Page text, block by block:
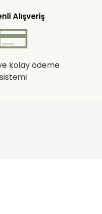
Alışveriş
kolay ödeme
sistemi